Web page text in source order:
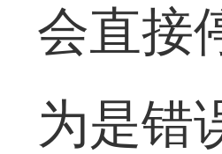
会直接
为是错